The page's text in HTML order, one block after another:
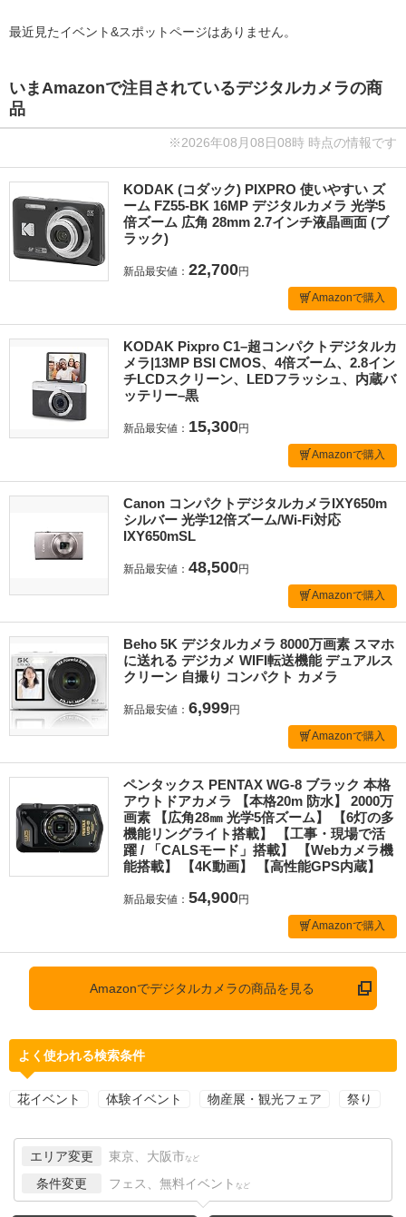
最近見たイベント&スポットページはありません。
いまAmazonで注目されているデジタルカメラの商
品
※2026年08月08日08時 時点の情報です
KODAK (コダック) PIXPRO 使いやすい ズ
ーム FZ55-BK 16MP デジタルカメラ 光学5
倍ズーム 広角 28mm 2.7インチ液晶画面 (ブ
ラック)
新品最安値： 22,700円
Amazonで購入
KODAK Pixpro C1–超コンパクトデジタルカ
メラ|13MP BSI CMOS、4倍ズーム、2.8イン
チLCDスクリーン、LEDフラッシュ、内蔵バ
ッテリー–黒
新品最安値： 15,300円
Amazonで購入
Canon コンパクトデジタルカメラIXY650m
シルバー 光学12倍ズーム/Wi-Fi対応
IXY650mSL
新品最安値： 48,500円
Amazonで購入
Beho 5K デジタルカメラ 8000万画素 スマホ
に送れる デジカメ WIFI転送機能 デュアルス
クリーン 自撮り コンパクト カメラ
新品最安値： 6,999円
Amazonで購入
ペンタックス PENTAX WG-8 ブラック 本格
アウトドアカメラ 【本格20m 防水】 2000万
画素 【広角28㎜ 光学5倍ズーム】 【6灯の多
機能リングライト搭載】 【工事・現場で活
躍 / 「CALSモード」搭載】 【Webカメラ機
能搭載】 【4K動画】 【高性能GPS内蔵】
新品最安値： 54,900円
Amazonで購入
Amazonでデジタルカメラの商品を見る
よく使われる検索条件
花イベント 体験イベント 物産展・観光フェア 祭り
エリア変更 東京、大阪市 など
条件変更 フェス、無料イベント など